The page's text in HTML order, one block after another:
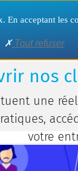
Formation
nos
une
votre
acceptant les
Tout refuser